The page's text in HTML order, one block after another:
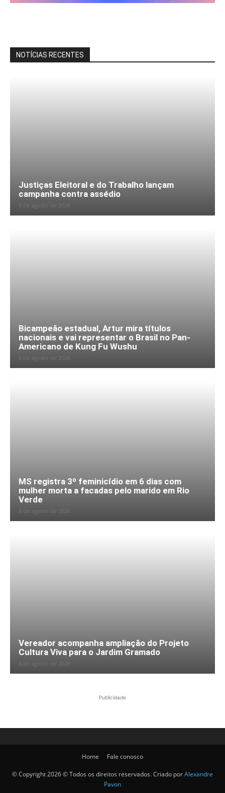
NOTÍCIAS RECENTES
Justiças Eleitoral e do Trabalho lançam
campanha contra assédio
6 de agosto de 2026
Bicampeão estadual, Artur mira títulos
nacionais e vai representar o Brasil no Pan-
Americano de Kung Fu Wushu
6 de agosto de 2026
MS registra 3º feminicídio em 6 dias com
mulher morta a facadas pelo marido em Rio
Verde
6 de agosto de 2026
Vereador acompanha ampliação do Projeto
Cultura Viva para o Jardim Gramado
6 de agosto de 2026
Publicidade
Home Fale conosco
© Copyright 2026 © Todos os direitos reservados. Criado porAlexandre
Pavon